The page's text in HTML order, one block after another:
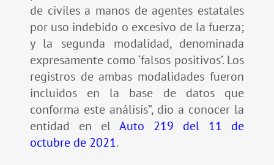
de civiles a manos de agentes estatales
por uso indebido o excesivo de la fuerza;
y la segunda modalidad, denominada
expresamente como ‘falsos positivos’. Los
registros de ambas modalidades fueron
incluidos en la base de datos que
conforma este análisis”, dio a conocer la
entidad en el Auto 219 del 11 de
octubre de 2021.